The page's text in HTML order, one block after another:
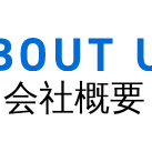
会社概要